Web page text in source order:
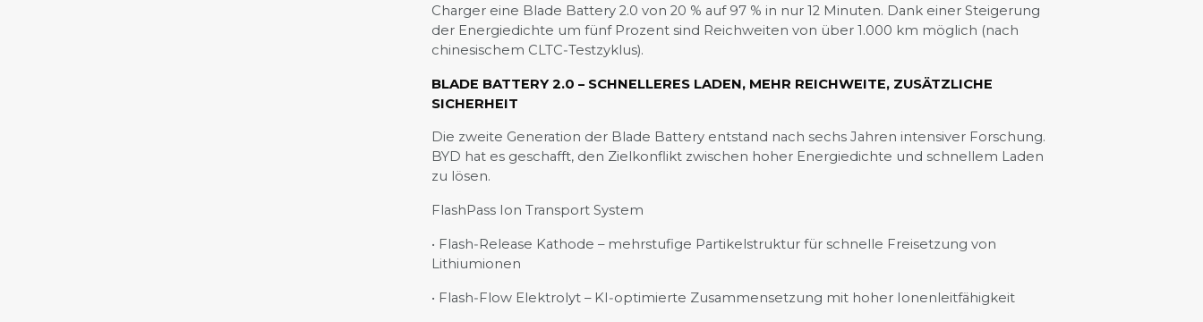
Charger eine Blade Battery 2.0 von 20 % auf 97 % in nur 12 Minuten. Dank einer Steigerung
der Energiedichte um fünf Prozent sind Reichweiten von über 1.000 km möglich (nach
chinesischem CLTC‑Testzyklus).
BLADE BATTERY 2.0 – SCHNELLERES LADEN, MEHR REICHWEITE, ZUSÄTZLICHE
SICHERHEIT
Die zweite Generation der Blade Battery entstand nach sechs Jahren intensiver Forschung.
BYD hat es geschafft, den Zielkonflikt zwischen hoher Energiedichte und schnellem Laden
zu lösen.
FlashPass Ion Transport System
• Flash‑Release Kathode – mehrstufige Partikelstruktur für schnelle Freisetzung von
Lithiumionen
• Flash‑Flow Elektrolyt – KI‑optimierte Zusammensetzung mit hoher Ionenleitfähigkeit